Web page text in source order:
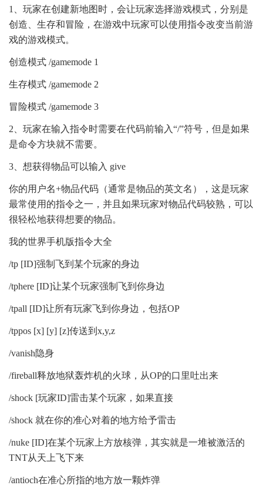
1、玩家在创建新地图时，会让玩家选择游戏模式，分别是
创造、生存和冒险，在游戏中玩家可以使用指令改变当前游
戏的游戏模式。
创造模式 /gamemode 1
生存模式 /gamemode 2
冒险模式 /gamemode 3
2、玩家在输入指令时需要在代码前输入“/”符号，但是如果
是命令方块就不需要。
3、想获得物品可以输入 give
你的用户名+物品代码（通常是物品的英文名），这是玩家
最常使用的指令之一，并且如果玩家对物品代码较熟，可以
很轻松地获得想要的物品。
我的世界手机版指令大全
/tp [ID]强制飞到某个玩家的身边
/tphere [ID]让某个玩家强制飞到你身边
/tpall [ID]让所有玩家飞到你身边，包括OP
/tppos [x] [y] [z]传送到x,y,z
/vanish隐身
/fireball释放地狱轰炸机的火球，从OP的口里吐出来
/shock [玩家ID]雷击某个玩家，如果直接
/shock 就在你的准心对着的地方给予雷击
/nuke [ID]在某个玩家上方放核弹，其实就是一堆被激活的
TNT从天上飞下来
/antioch在准心所指的地方放一颗炸弹